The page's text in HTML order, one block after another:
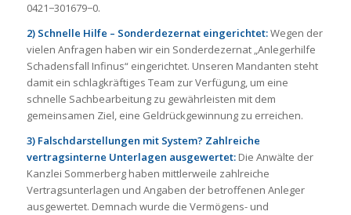
0421−301679−0.
2) Schnelle Hilfe – Sonderdezernat eingerichtet:Wegen der
vielen Anfragen haben wir ein Sonderdezernat „Anlegerhilfe
Schadensfall Infinus“ eingerichtet. Unseren Mandanten steht
damit ein schlagkräftiges Team zur Verfügung, um eine
schnelle Sachbearbeitung zu gewährleisten mit dem
gemeinsamen Ziel, eine Geldrückgewinnung zu erreichen.
3) Falschdarstellungen mit System? Zahlreiche
vertragsinterne Unterlagen ausgewertet: Die Anwälte der
Kanzlei Sommerberg haben mittlerweile zahlreiche
Vertragsunterlagen und Angaben der betroffenen Anleger
ausgewertet. Demnach wurde die Vermögens- und